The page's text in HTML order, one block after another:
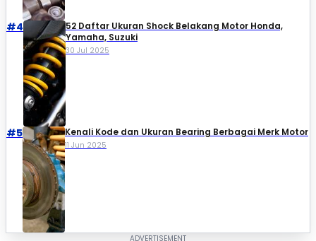
#4
52 Daftar Ukuran Shock Belakang Motor Honda,
Yamaha, Suzuki​
30 Jul 2025
#5 Kenali Kode dan Ukuran Bearing Berbagai Merk Motor
11 Jun 2025